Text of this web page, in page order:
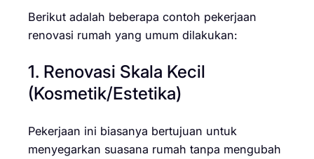
Berikut adalah beberapa contoh pekerjaan
renovasi rumah yang umum dilakukan:
1. Renovasi Skala Kecil
(Kosmetik/Estetika)
Pekerjaan ini biasanya bertujuan untuk
menyegarkan suasana rumah tanpa mengubah